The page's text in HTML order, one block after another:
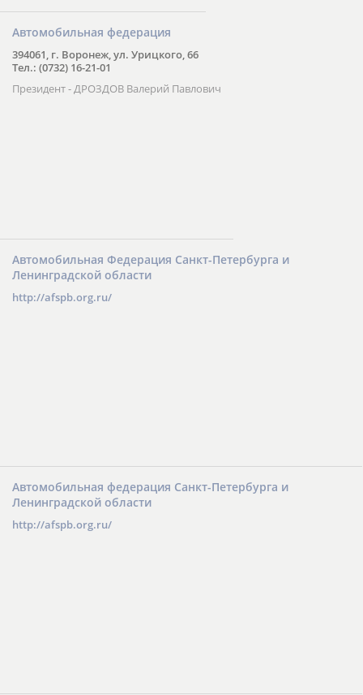
Автомобильная федерация
394061, г. Воронеж, ул. Урицкого, 66
Тел.: (0732) 16-21-01
Президент - ДРОЗДОВ Валерий Павлович
Автомобильная Федерация Санкт-Петербурга и
Ленинградской области
http://afspb.org.ru/
Автомобильная федерация Санкт-Петербурга и
Ленинградской области
http://afspb.org.ru/